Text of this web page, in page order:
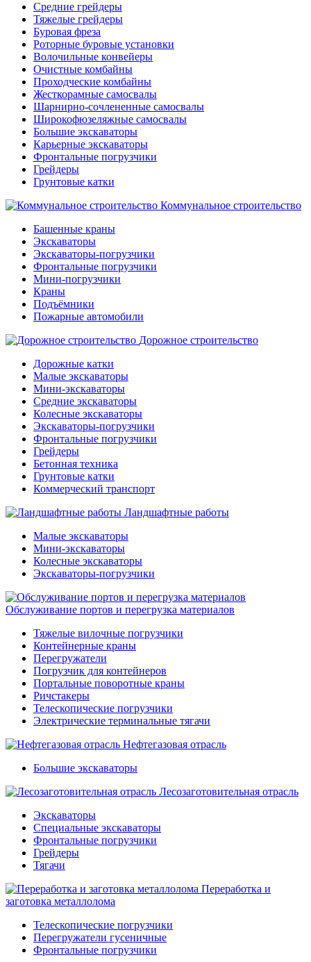
Средние грейдеры
Тяжелые грейдеры
Буровая фреза
Роторные буровые установки
Волочильные конвейеры
Очистные комбайны
Проходческие комбайны
Жесткорамные самосвалы
Шарнирно-сочлененные самосвалы
Широкофюзеляжные самосвалы
Большие экскаваторы
Карьерные экскаваторы
Фронтальные погрузчики
Грейдеры
Грунтовые катки
Коммунальное строительство
Башенные краны
Экскаваторы
Экскаваторы-погрузчики
Фронтальные погрузчики
Мини-погрузчики
Краны
Подъёмники
Пожарные автомобили
Дорожное строительство
Дорожные катки
Малые экскаваторы
Мини-экскаваторы
Средние экскаваторы
Колесные экскаваторы
Экскаваторы-погрузчики
Фронтальные погрузчики
Грейдеры
Бетонная техника
Грунтовые катки
Коммерческий транспорт
Ландшафтные работы
Малые экскаваторы
Мини-экскаваторы
Колесные экскаваторы
Экскаваторы-погрузчики
Обслуживание портов и перегрузка материалов
Тяжелые вилочные погрузчики
Контейнерные краны
Перегружатели
Погрузчик для контейнеров
Портальные поворотные краны
Ричстакеры
Телескопические погрузчики
Электрические терминальные тягачи
Нефтегазовая отрасль
Большие экскаваторы
Лесозаготовительная отрасль
Экскаваторы
Специальные экскаваторы
Фронтальные погрузчики
Грейдеры
Тягачи
Переработка и
заготовка металлолома
Телескопические погрузчики
Перегружатели гусеничные
Фронтальные погрузчики